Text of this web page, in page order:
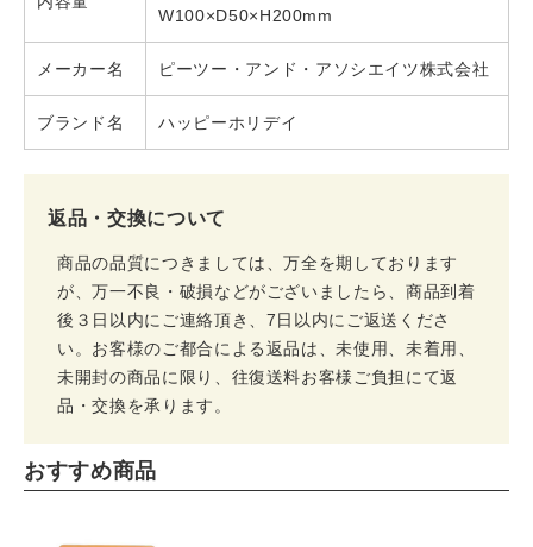
W100×D50×H200mm
メーカー名 ピーツー・アンド・アソシエイツ株式会社
ブランド名 ハッピーホリデイ
返品・交換について
商品の品質につきましては、万全を期しております
が、万一不良・破損などがございましたら、商品到着
後３日以内にご連絡頂き、7日以内にご返送くださ
い。お客様のご都合による返品は、未使用、未着用、
未開封の商品に限り、往復送料お客様ご負担にて返
品・交換を承ります。
おすすめ商品